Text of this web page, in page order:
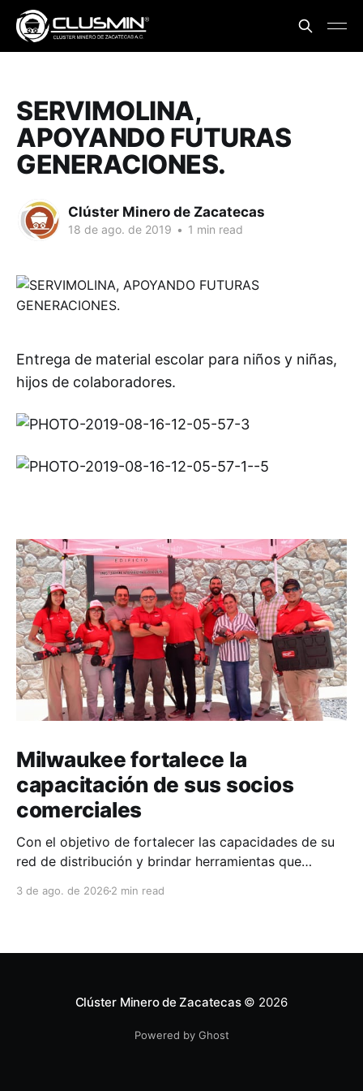
SERVIMOLINA,
APOYANDO FUTURAS
GENERACIONES.
Clúster Minero de Zacatecas
18 de ago. de 2019 • 1 min read
Entrega de material escolar para niños y niñas,
hijos de colaboradores.
Milwaukee fortalece la
capacitación de sus socios
comerciales
Con el objetivo de fortalecer las capacidades de su
red de distribución y brindar herramientas que
técnico, Milwaukee llevó a cabo una capacitación
3 de ago. de 2026 2 min read
Clúster Minero de Zacatecas© 2026
Powered by Ghost